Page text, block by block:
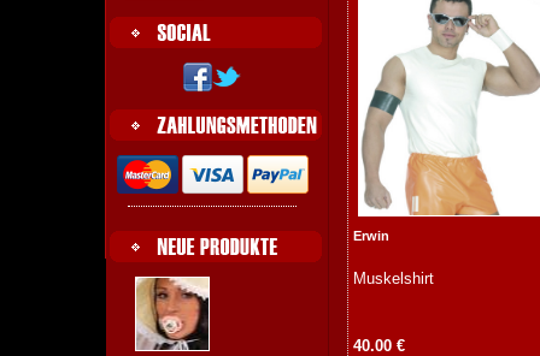
Erwin
Muskelshirt
40.00 €